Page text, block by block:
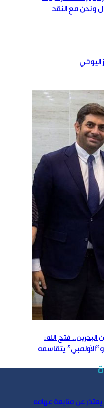
ونحن مع النقد
اليوفي
فتح الله:
يتقاسمه
عن متابعة مهامه